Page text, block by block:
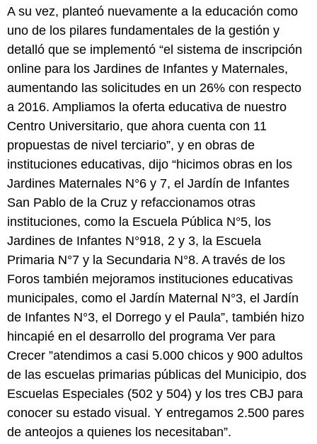
A su vez, planteó nuevamente a la educación como
uno de los pilares fundamentales de la gestión y
detalló que se implementó “el sistema de inscripción
online para los Jardines de Infantes y Maternales,
aumentando las solicitudes en un 26% con respecto
a 2016. Ampliamos la oferta educativa de nuestro
Centro Universitario, que ahora cuenta con 11
propuestas de nivel terciario”, y en obras de
instituciones educativas, dijo “hicimos obras en los
Jardines Maternales N°6 y 7, el Jardín de Infantes
San Pablo de la Cruz y refaccionamos otras
instituciones, como la Escuela Pública N°5, los
Jardines de Infantes N°918, 2 y 3, la Escuela
Primaria N°7 y la Secundaria N°8. A través de los
Foros también mejoramos instituciones educativas
municipales, como el Jardín Maternal N°3, el Jardín
de Infantes N°3, el Dorrego y el Paula”, también hizo
hincapié en el desarrollo del programa Ver para
Crecer ”atendimos a casi 5.000 chicos y 900 adultos
de las escuelas primarias públicas del Municipio, dos
Escuelas Especiales (502 y 504) y los tres CBJ para
conocer su estado visual. Y entregamos 2.500 pares
de anteojos a quienes los necesitaban”.